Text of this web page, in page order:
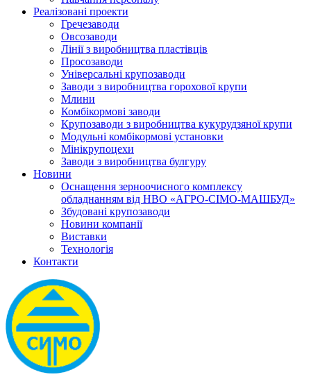
Реалізовані проекти
Гречезаводи
Овсозаводи
Лінії з виробництва пластівців
Просозаводи
Універсальні крупозаводи
Заводи з виробництва горохової крупи
Млини
Комбікормові заводи
Крупозаводи з виробництва кукурудзяної крупи
Модульні комбікормові установки
Мінікрупоцехи
Заводи з виробництва булгуру
Новини
Оснащення зерноочисного комплексу
обладнанням від НВО «АГРО-СІМО-МАШБУД»
Збудовані крупозаводи
Новини компанії
Виставки
Технологія
Контакти